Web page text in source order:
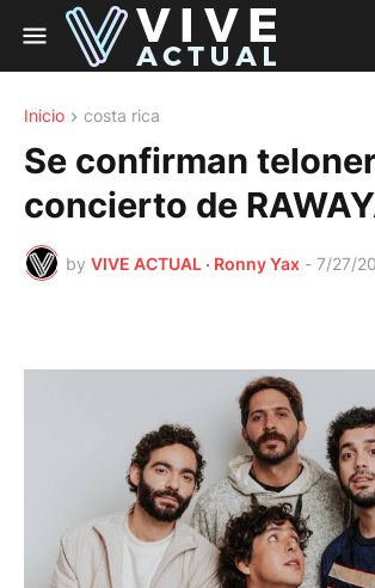
Inicio costa rica
Se confirman
concierto de
by VIVE ACTUAL · Ronny Yax - 7/27/